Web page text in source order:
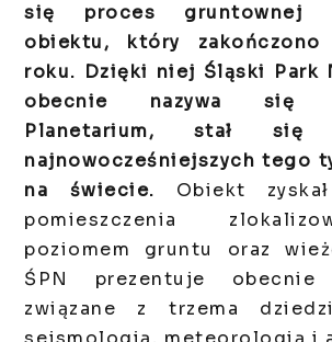
się proces gruntownej
obiektu, który
roku. Dzięki niej Śląski Park
obecnie nazywa się
Planetarium, stał
najnowocześniejszych tego
na świecie. Obiekt
pomieszczenia
poziomem gruntu oraz
ŚPN prezentuje obecnie
związane z trzema